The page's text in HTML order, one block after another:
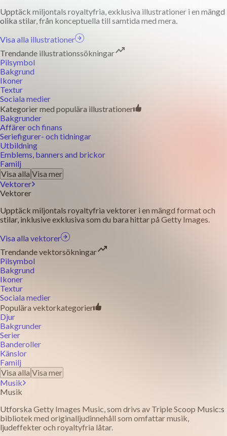
Upptäck miljontals royaltyfria, exklusiva illustrationer i en mängd
olika stilar, från konceptuella till samtida med mera.
Visa alla illustrationer
Trendande illustrationssökningar
Pilsymbol
Bakgrund
Ikoner
Textur
Sociala medier
Kategorier med populära illustrationer
Bakgrunder
Affärer och finans
Seriefigurer- och tidningar
Utbildning
Emblems, banners and brickor
Familj
Visa alla Visa mer
Vektorer
Vektorer
Upptäck miljontals royaltyfria vektorer i en mängd format och
stilar, inklusive exklusiva som du bara hittar på Getty Images.
Visa alla vektorer
Trendande vektorsökningar
Pilsymbol
Bakgrund
Ikoner
Textur
Sociala medier
Populära vektorkategorier
Djur
Bakgrunder
Serier
Banderoller
Känslor
Familj
Visa alla Visa mer
Musik
Musik
Utforska Getty Images Music, som drivs av Triple Scoop Music:s
bibliotek med originalljudinnehåll som omfattar musik,
ljudeffekter och royaltyfria låtar.